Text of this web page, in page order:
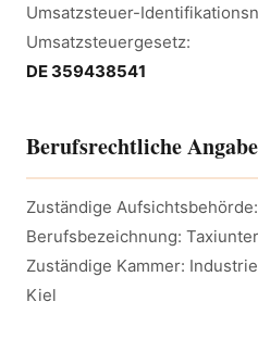
Umsatzsteuer-
Umsatzsteuergesetz:
DE 359438541
Berufsrechtliche
Zuständige
Berufsbezeichnung:
Zuständige Kammer:
Kiel